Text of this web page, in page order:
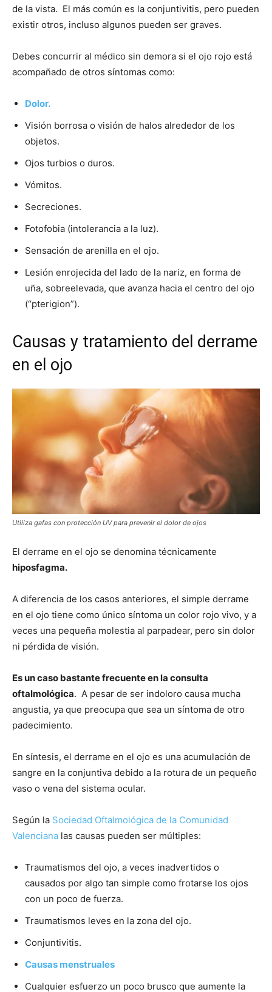
de la vista. El más común es la conjuntivitis, pero pueden
existir otros, incluso algunos pueden ser graves.
Debes concurrir al médico sin demora si el ojo rojo está
acompañado de otros síntomas como:
Dolor.
Visión borrosa o visión de halos alrededor de los
objetos.
Ojos turbios o duros.
Vómitos.
Secreciones.
Fotofobia (intolerancia a la luz).
Sensación de arenilla en el ojo.
Lesión enrojecida del lado de la nariz, en forma de
uña, sobreelevada, que avanza hacia el centro del ojo
(“pterigion”).
Causas y tratamiento del derrame
en el ojo
Utiliza gafas con protección UV para prevenir el dolor de ojos
El derrame en el ojo se denomina técnicamente
hiposfagma.
A diferencia de los casos anteriores, el simple derrame
en el ojo tiene como único síntoma un color rojo vivo, y a
veces una pequeña molestia al parpadear, pero sin dolor
ni pérdida de visión.
Es un caso bastante frecuente en la consulta
oftalmológica. A pesar de ser indoloro causa mucha
angustia, ya que preocupa que sea un síntoma de otro
padecimiento.
En síntesis, el derrame en el ojo es una acumulación de
sangre en la conjuntiva debido a la rotura de un pequeño
vaso o vena del sistema ocular.
Según la Sociedad Oftalmológica de la Comunidad
Valenciana las causas pueden ser múltiples:
Traumatismos del ojo, a veces inadvertidos o
causados por algo tan simple como frotarse los ojos
con un poco de fuerza.
Traumatismos leves en la zona del ojo.
Conjuntivitis.
Causas menstruales
Cualquier esfuerzo un poco brusco que aumente la